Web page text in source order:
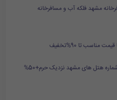
مشهد فلکه آب و مسافرخانه
تا 90%تخفیف
رزرو هتل مشهد نزدیک حرم | لیست و شماره هتل های مشهد نزدیک حرم+50%